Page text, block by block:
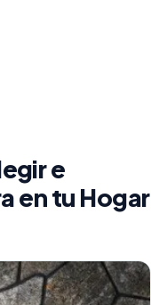
e
en tu Hogar